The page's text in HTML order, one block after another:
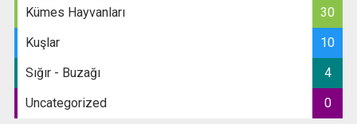
Kümes Hayvanları
30
Kuşlar
10
Sığır - Buzağı
4
Uncategorized
0